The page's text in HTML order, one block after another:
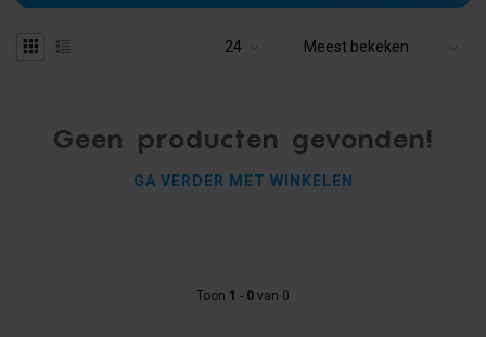
Geen producten gevonden!
GA VERDER MET WINKELEN
Toon 1 - 0 van 0